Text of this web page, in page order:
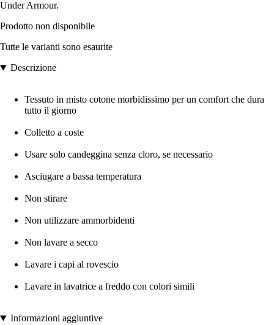
Under Armour.
Prodotto non disponibile
Tutte le varianti sono esaurite
Descrizione
Tessuto in misto cotone morbidissimo per un comfort che dura
tutto il giorno
Colletto a coste
Usare solo candeggina senza cloro, se necessario
Asciugare a bassa temperatura
Non stirare
Non utilizzare ammorbidenti
Non lavare a secco
Lavare i capi al rovescio
Lavare in lavatrice a freddo con colori simili
Informazioni aggiuntive